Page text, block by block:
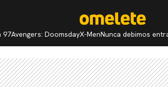
97Avengers: DoomsdayX-MenNunca debimos